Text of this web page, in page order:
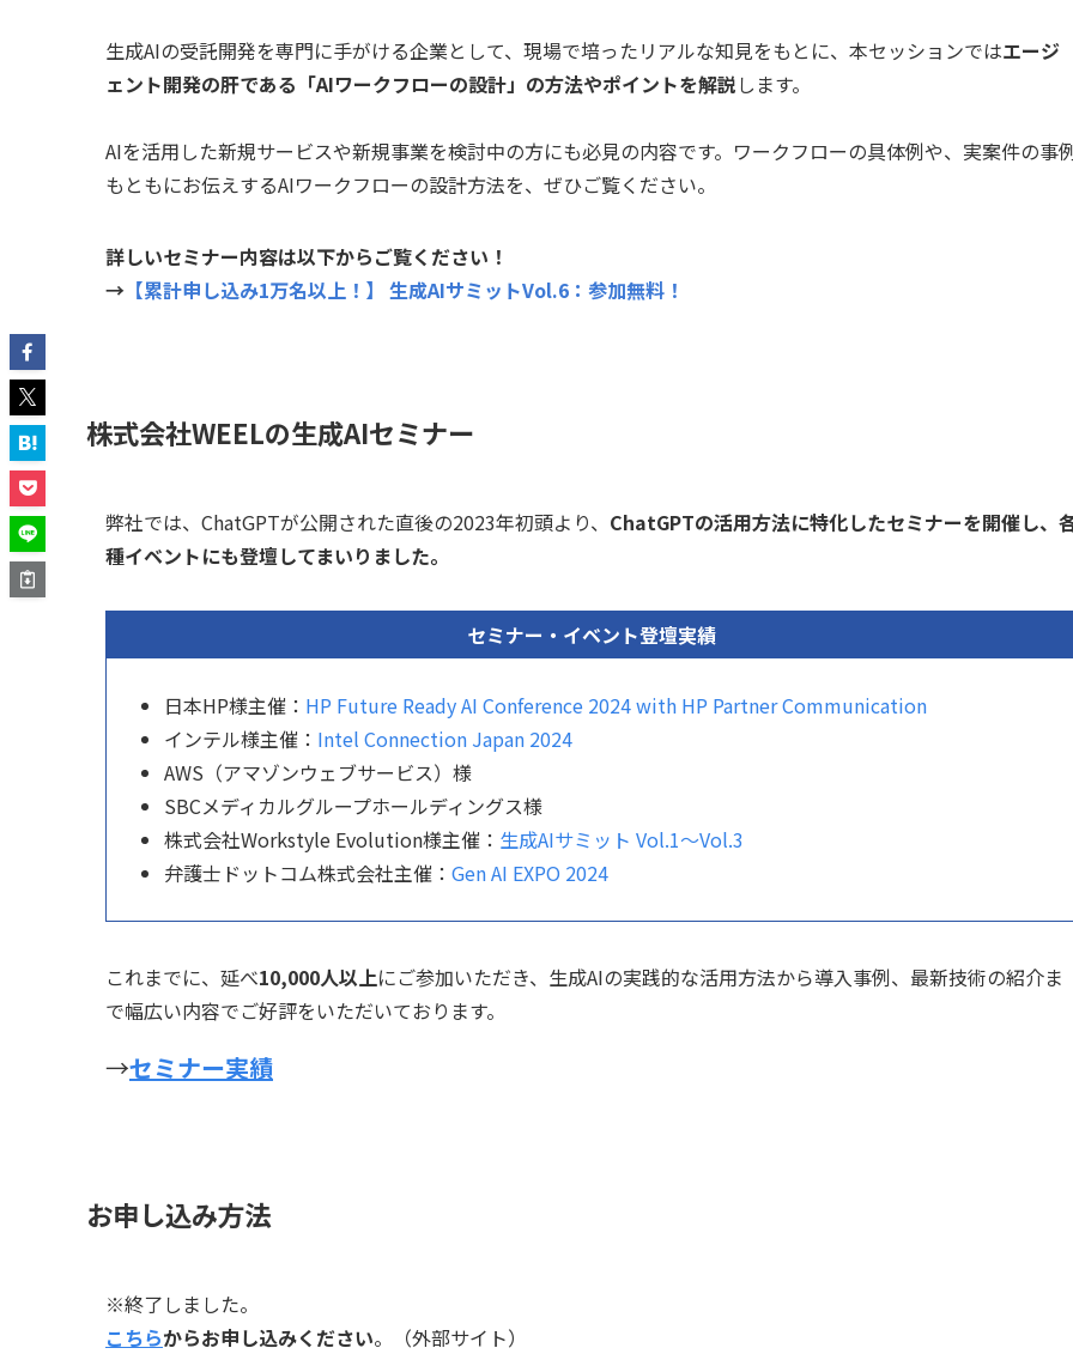
生成AIの受託開発を専門に手がける企業として、現場で培ったリアルな知見をもとに、本セッションではエージ
ェント開発の肝である「AIワークフローの設計」の方法やポイントを解説します。
AIを活用した新規サービスや新規事業を検討中の方にも必見の内容です。ワークフローの具体例や、実案件の事
もともにお伝えするAIワークフローの設計方法を、ぜひご覧ください。
詳しいセミナー内容は以下からご覧ください！
→ 【累計申し込み1万名以上！】 生成AIサミットVol.6：参加無料！
株式会社WEELの生成AIセミナー
弊社では、ChatGPTが公開された直後の2023年初頭より、 ChatGPTの活用方法に特化したセミナーを開催し、
種イベントにも登壇してまいりました。
セミナー・イベント登壇実績
日本HP様主催： HP Future Ready AI Conference 2024 with HP Partner Communication
インテル様主催： Intel Connection Japan 2024
AWS（アマゾンウェブサービス）様
SBCメディカルグループホールディングス様
株式会社Workstyle Evolution様主催： 生成AIサミット Vol.1〜Vol.3
弁護士ドットコム株式会社主催： Gen AI EXPO 2024
これまでに、延べ10,000人以上にご参加いただき、生成AIの実践的な活用方法から導入事例、最新技術の紹介ま
で幅広い内容でご好評をいただいております。
→セミナー実績
お申し込み方法
※終了しました。
こちらからお申し込みください。（外部サイト）